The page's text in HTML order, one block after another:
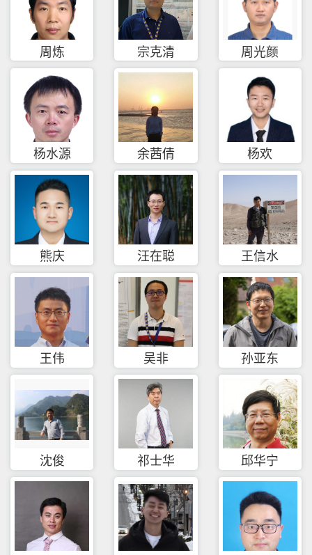
周炼 宗克清 周光颜
杨水源 余茜倩 杨欢
熊庆 汪在聪 王信水
王伟 吴非 孙亚东
沈俊 祁士华 邱华宁